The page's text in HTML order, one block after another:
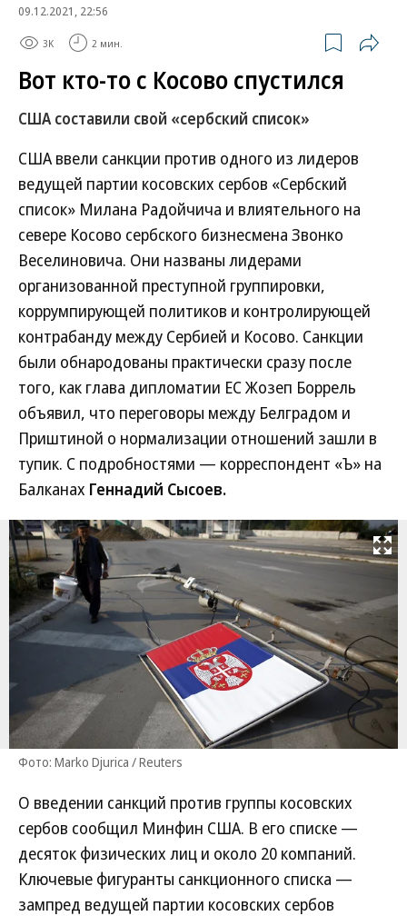
09.12.2021, 22:56
3K 2 мин.
Вот кто-то с Косово спустился
США составили свой «сербский список»
США ввели санкции против одного из лидеров
ведущей партии косовских сербов «Сербский
список» Милана Радойчича и влиятельного на
севере Косово сербского бизнесмена Звонко
Веселиновича. Они названы лидерами
организованной преступной группировки,
коррумпирующей политиков и контролирующей
контрабанду между Сербией и Косово. Санкции
были обнародованы практически сразу после
того, как глава дипломатии ЕС Жозеп Боррель
объявил, что переговоры между Белградом и
Приштиной о нормализации отношений зашли в
тупик. С подробностями — корреспондент «Ъ» на
Балканах Геннадий Сысоев.
Развернуть
Фото: Marko Djurica / Reuters
О введении санкций против группы косовских
сербов сообщил Минфин США. В его списке —
десяток физических лиц и около 20 компаний.
Ключевые фигуранты санкционного списка —
зампред ведущей партии косовских сербов